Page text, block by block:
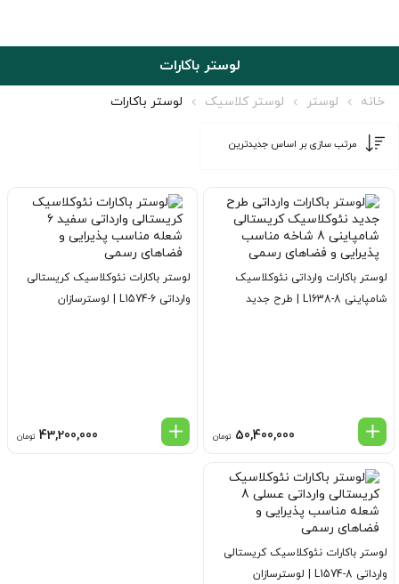
لوستر باکارات
خانه لوستر لوستر کلاسیک لوستر باکارات
لوستر باکارات وارداتی نئوکلاسیک
شامپاینی L1638-8 | طرح جدید
50,400,000 تومان
لوستر باکارات نئوکلاسیک کریستالی
وارداتی L1574-6 | لوسترسازان
43,200,000 تومان
لوستر باکارات نئوکلاسیک کریستالی
وارداتی L1574-8 | لوسترسازان